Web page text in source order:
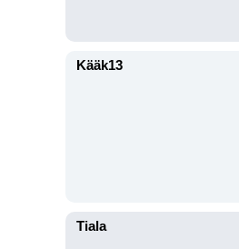
Kääk13
Tiala